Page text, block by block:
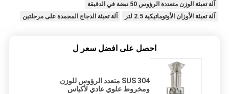
آلة تعبئة الوزن متعددة الرؤوس 50 نبضة في الدقيقة
آلة تعبئة الأوزان الأوتوماتيكية 2.5 لتر
آلة تعبئة الدجاج المجمدة على مرحلتين
احصل على افضل سعر ل
SUS 304 متعدد الرؤوس للوزن
ومخروط علوي عادي لأكياس